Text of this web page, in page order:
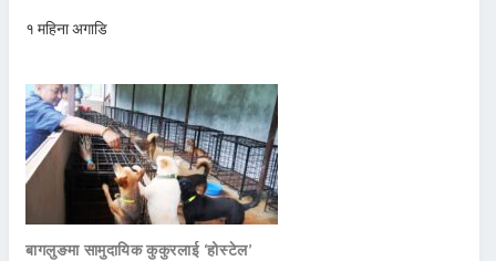
१ महिना अगाडि
बागलुङमा सामुदायिक कुकुरलाई ‘होस्टेल’